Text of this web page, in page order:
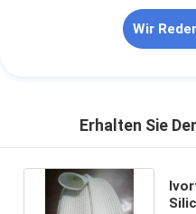
Wir
Erhalten Sie